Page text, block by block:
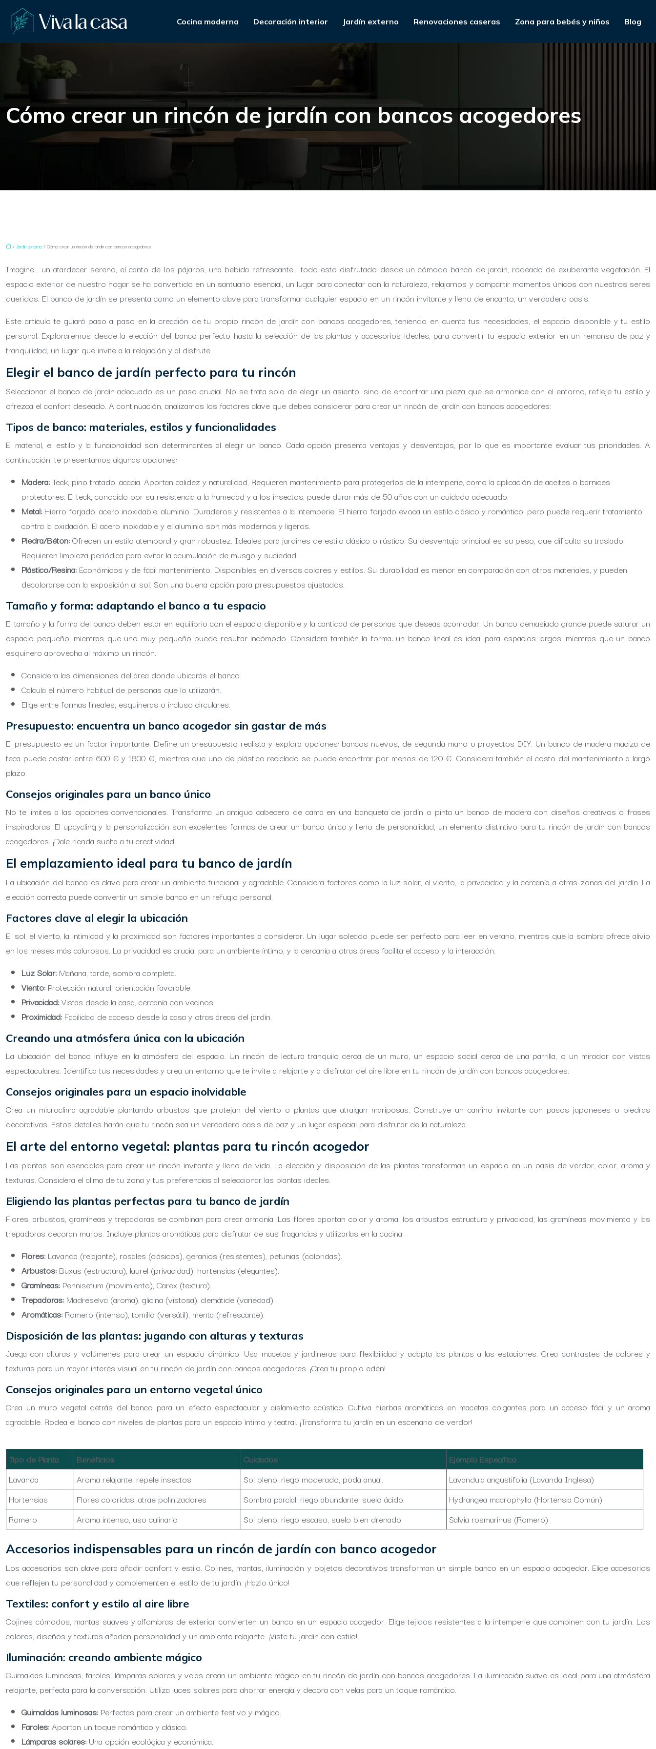
Cocina moderna Decoración interior Jardín externo Renovaciones caseras Zona para bebés y niños Blog
Cómo crear un rincón de jardín con bancos acogedores
/ Jardín externo / Cómo crear un rincón de jardín con bancos acogedores
Imagine… un atardecer sereno, el canto de los pájaros, una bebida refrescante… todo esto disfrutado desde un cómodo banco de jardín, rodeado de exuberante vegetación. El
espacio exterior de nuestro hogar se ha convertido en un santuario esencial, un lugar para conectar con la naturaleza, relajarnos y compartir momentos únicos con nuestros seres
queridos. El banco de jardín se presenta como un elemento clave para transformar cualquier espacio en un rincón invitante y lleno de encanto, un verdadero oasis.
Este artículo te guiará paso a paso en la creación de tu propio rincón de jardín con bancos acogedores, teniendo en cuenta tus necesidades, el espacio disponible y tu estilo
personal. Exploraremos desde la elección del banco perfecto hasta la selección de las plantas y accesorios ideales, para convertir tu espacio exterior en un remanso de paz y
tranquilidad, un lugar que invite a la relajación y al disfrute.
Elegir el banco de jardín perfecto para tu rincón
Seleccionar el banco de jardín adecuado es un paso crucial. No se trata solo de elegir un asiento, sino de encontrar una pieza que se armonice con el entorno, refleje tu estilo y
ofrezca el confort deseado. A continuación, analizamos los factores clave que debes considerar para crear un rincón de jardín con bancos acogedores:
Tipos de banco: materiales, estilos y funcionalidades
El material, el estilo y la funcionalidad son determinantes al elegir un banco. Cada opción presenta ventajas y desventajas, por lo que es importante evaluar tus prioridades. A
continuación, te presentamos algunas opciones:
Madera:Teck, pino tratado, acacia. Aportan calidez y naturalidad. Requieren mantenimiento para protegerlos de la intemperie, como la aplicación de aceites o barnices
protectores. El teck, conocido por su resistencia a la humedad y a los insectos, puede durar más de 50 años con un cuidado adecuado.
Metal: Hierro forjado, acero inoxidable, aluminio. Duraderos y resistentes a la intemperie. El hierro forjado evoca un estilo clásico y romántico, pero puede requerir tratamiento
contra la oxidación. El acero inoxidable y el aluminio son más modernos y ligeros.
Piedra/Béton:Ofrecen un estilo atemporal y gran robustez. Ideales para jardines de estilo clásico o rústico. Su desventaja principal es su peso, que dificulta su traslado.
Requieren limpieza periódica para evitar la acumulación de musgo y suciedad.
Plástico/Resina: Económicos y de fácil mantenimiento. Disponibles en diversos colores y estilos. Su durabilidad es menor en comparación con otros materiales, y pueden
decolorarse con la exposición al sol. Son una buena opción para presupuestos ajustados.
Tamaño y forma: adaptando el banco a tu espacio
El tamaño y la forma del banco deben estar en equilibrio con el espacio disponible y la cantidad de personas que deseas acomodar. Un banco demasiado grande puede saturar un
espacio pequeño, mientras que uno muy pequeño puede resultar incómodo. Considera también la forma: un banco lineal es ideal para espacios largos, mientras que un banco
esquinero aprovecha al máximo un rincón.
Considera las dimensiones del área donde ubicarás el banco.
Calcula el número habitual de personas que lo utilizarán.
Elige entre formas lineales, esquineras o incluso circulares.
Presupuesto: encuentra un banco acogedor sin gastar de más
El presupuesto es un factor importante. Define un presupuesto realista y explora opciones: bancos nuevos, de segunda mano o proyectos DIY. Un banco de madera maciza de
teca puede costar entre 600 € y 1800 €, mientras que uno de plástico reciclado se puede encontrar por menos de 120 €. Considera también el costo del mantenimiento a largo
plazo.
Consejos originales para un banco único
No te limites a las opciones convencionales. Transforma un antiguo cabecero de cama en una banqueta de jardín o pinta un banco de madera con diseños creativos o frases
inspiradoras. El upcycling y la personalización son excelentes formas de crear un banco único y lleno de personalidad, un elemento distintivo para tu rincón de jardín con bancos
acogedores. ¡Dale rienda suelta a tu creatividad!
El emplazamiento ideal para tu banco de jardín
La ubicación del banco es clave para crear un ambiente funcional y agradable. Considera factores como la luz solar, el viento, la privacidad y la cercanía a otras zonas del jardín. La
elección correcta puede convertir un simple banco en un refugio personal.
Factores clave al elegir la ubicación
El sol, el viento, la intimidad y la proximidad son factores importantes a considerar. Un lugar soleado puede ser perfecto para leer en verano, mientras que la sombra ofrece alivio
en los meses más calurosos. La privacidad es crucial para un ambiente íntimo, y la cercanía a otras áreas facilita el acceso y la interacción.
Luz Solar: Mañana, tarde, sombra completa.
Viento: Protección natural, orientación favorable.
Privacidad:Vistas desde la casa, cercanía con vecinos.
Proximidad: Facilidad de acceso desde la casa y otras áreas del jardín.
Creando una atmósfera única con la ubicación
La ubicación del banco influye en la atmósfera del espacio. Un rincón de lectura tranquilo cerca de un muro, un espacio social cerca de una parrilla, o un mirador con vistas
espectaculares. Identifica tus necesidades y crea un entorno que te invite a relajarte y a disfrutar del aire libre en tu rincón de jardín con bancos acogedores.
Consejos originales para un espacio inolvidable
Crea un microclima agradable plantando arbustos que protejan del viento o plantas que atraigan mariposas. Construye un camino invitante con pasos japoneses o piedras
decorativas. Estos detalles harán que tu rincón sea un verdadero oasis de paz y un lugar especial para disfrutar de la naturaleza.
El arte del entorno vegetal: plantas para tu rincón acogedor
Las plantas son esenciales para crear un rincón invitante y lleno de vida. La elección y disposición de las plantas transforman un espacio en un oasis de verdor, color, aroma y
texturas. Considera el clima de tu zona y tus preferencias al seleccionar las plantas ideales.
Eligiendo las plantas perfectas para tu banco de jardín
Flores, arbustos, gramíneas y trepadoras se combinan para crear armonía. Las flores aportan color y aroma, los arbustos estructura y privacidad, las gramíneas movimiento y las
trepadoras decoran muros. Incluye plantas aromáticas para disfrutar de sus fragancias y utilizarlas en la cocina.
Flores: Lavanda (relajante), rosales (clásicos), geranios (resistentes), petunias (coloridas).
Arbustos: Buxus (estructura), laurel (privacidad), hortensias (elegantes).
Gramíneas: Pennisetum (movimiento), Carex (textura).
Trepadoras: Madreselva (aroma), glicina (vistosa), clemátide (variedad).
Aromáticas: Romero (intenso), tomillo (versátil), menta (refrescante).
Disposición de las plantas: jugando con alturas y texturas
Juega con alturas y volúmenes para crear un espacio dinámico. Usa macetas y jardineras para flexibilidad y adapta las plantas a las estaciones. Crea contrastes de colores y
texturas para un mayor interés visual en tu rincón de jardín con bancos acogedores. ¡Crea tu propio edén!
Consejos originales para un entorno vegetal único
Crea un muro vegetal detrás del banco para un efecto espectacular y aislamiento acústico. Cultiva hierbas aromáticas en macetas colgantes para un acceso fácil y un aroma
agradable. Rodea el banco con niveles de plantas para un espacio íntimo y teatral. ¡Transforma tu jardín en un escenario de verdor!
Tipo de Planta Beneficios Cuidados
Ejemplo Específico
Lavanda
Aroma relajante, repele insectos Sol pleno, riego moderado, poda anual.
Lavandula angustifolia (Lavanda Inglesa)
Hortensias
Flores coloridas, atrae polinizadores Sombra parcial, riego abundante, suelo ácido.
Hydrangea macrophylla (Hortensia Común)
Romero
Aroma intenso, uso culinario Sol pleno, riego escaso, suelo bien drenado. Salvia rosmarinus (Romero)
Accesorios indispensables para un rincón de jardín con banco acogedor
Los accesorios son clave para añadir confort y estilo. Cojines, mantas, iluminación y objetos decorativos transforman un simple banco en un espacio acogedor. Elige accesorios
que reflejen tu personalidad y complementen el estilo de tu jardín. ¡Hazlo único!
Textiles: confort y estilo al aire libre
Cojines cómodos, mantas suaves y alfombras de exterior convierten un banco en un espacio acogedor. Elige tejidos resistentes a la intemperie que combinen con tu jardín. Los
colores, diseños y texturas añaden personalidad y un ambiente relajante. ¡Viste tu jardín con estilo!
Iluminación: creando ambiente mágico
Guirnaldas luminosas, faroles, lámparas solares y velas crean un ambiente mágico en tu rincón de jardín con bancos acogedores. La iluminación suave es ideal para una atmósfera
relajante, perfecta para la conversación. Utiliza luces solares para ahorrar energía y decora con velas para un toque romántico.
Guirnaldas luminosas: Perfectas para crear un ambiente festivo y mágico.
Faroles:Aportan un toque romántico y clásico.
Lámparas solares: Una opción ecológica y económica.